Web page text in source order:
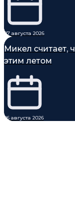
07 августа 2026
Микел считает,
этим летом
06 августа 2026